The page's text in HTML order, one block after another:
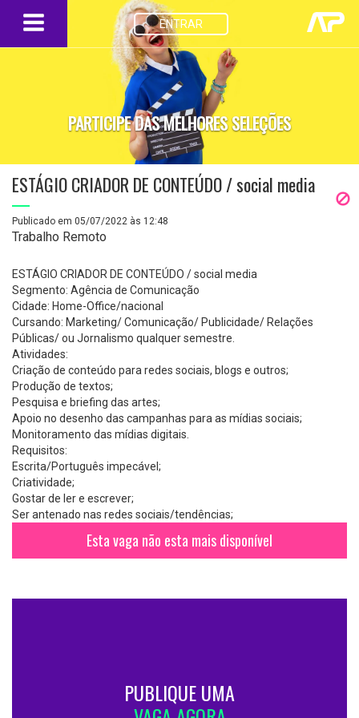
ENTRAR
PARTICIPE DAS MELHORES SELEÇÕES
ESTÁGIO CRIADOR DE CONTEÚDO / social media
Publicado em 05/07/2022 às 12:48
Trabalho Remoto
ESTÁGIO CRIADOR DE CONTEÚDO / social media
Segmento: Agência de Comunicação
Cidade: Home-Office/nacional
Cursando: Marketing/ Comunicação/ Publicidade/ Relações
Públicas/ ou Jornalismo qualquer semestre.
Atividades:
Criação de conteúdo para redes sociais, blogs e outros;
Produção de textos;
Pesquisa e briefing das artes;
Apoio no desenho das campanhas para as mídias sociais;
Monitoramento das mídias digitais.
Requisitos:
Escrita/Português impecável;
Criatividade;
Gostar de ler e escrever;
Ser antenado nas redes sociais/tendências;
Esta vaga não esta mais disponível
PUBLIQUE UMA